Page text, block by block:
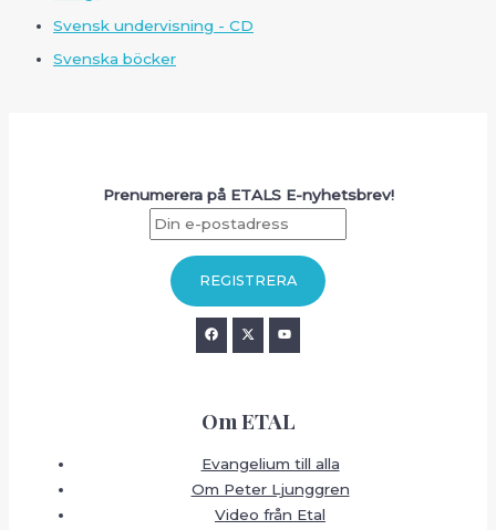
Svensk undervisning - CD
Svenska böcker
Prenumerera på ETALS E-nyhetsbrev!
Om ETAL
Evangelium till alla
Om Peter Ljunggren
Video från Etal